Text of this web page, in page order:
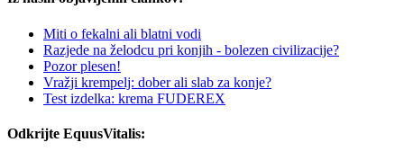
Miti o fekalni ali blatni vodi
Razjede na želodcu pri konjih - bolezen civilizacije?
Pozor plesen!
Vražji krempelj: dober ali slab za konje?
Test izdelka: krema FUDEREX
Odkrijte EquusVitalis: